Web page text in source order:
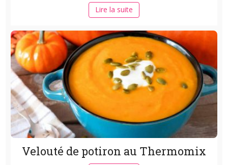
Lire la suite
Velouté de potiron au Thermomix